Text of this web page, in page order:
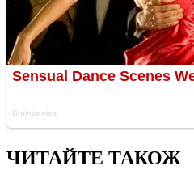
ЧИТАЙТЕ ТАКОЖ